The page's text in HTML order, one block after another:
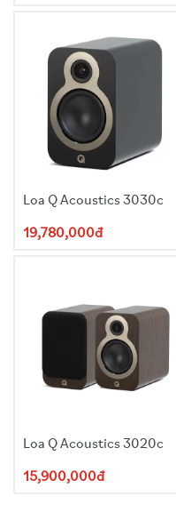
Loa Q Acoustics 3030c
19,780,000đ
Loa Q Acoustics 3020c
15,900,000đ